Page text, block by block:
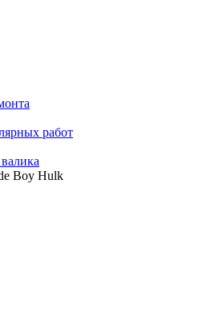
работ
Boy Hulk